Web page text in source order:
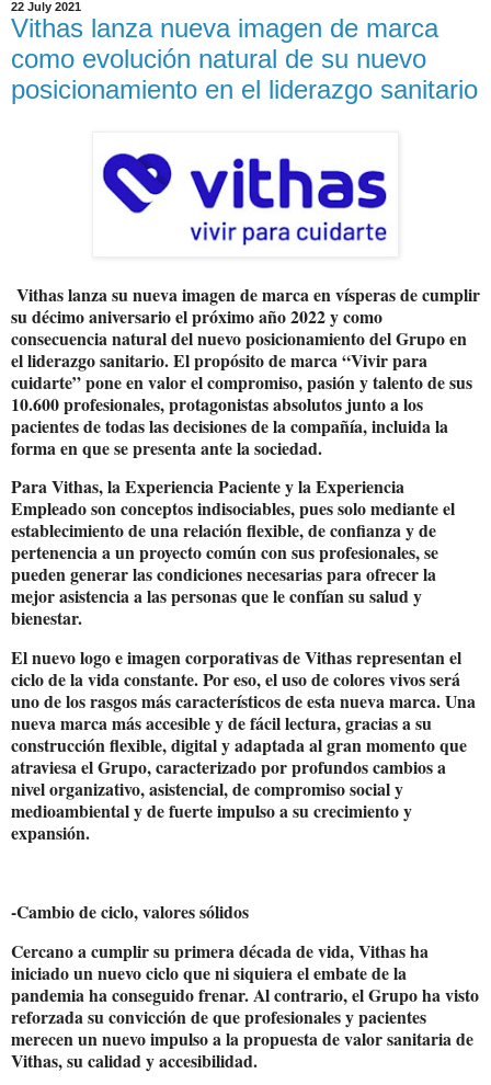
22 July 2021
Vithas lanza nueva imagen de marca
como evolución natural de su nuevo
posicionamiento en el liderazgo sanitario
Vithas lanza su nueva imagen de marca en vísperas de cumplir
su décimo aniversario el próximo año 2022 y como
consecuencia natural del nuevo posicionamiento del Grupo en
el liderazgo sanitario. El propósito de marca “Vivir para
cuidarte” pone en valor el compromiso, pasión y talento de sus
10.600 profesionales, protagonistas absolutos junto a los
pacientes de todas las decisiones de la compañía, incluida la
forma en que se presenta ante la sociedad.
Para Vithas, la Experiencia Paciente y la Experiencia
Empleado son conceptos indisociables, pues solo mediante el
establecimiento de una relación flexible, de confianza y de
pertenencia a un proyecto común con sus profesionales, se
pueden generar las condiciones necesarias para ofrecer la
mejor asistencia a las personas que le confían su salud y
bienestar.
El nuevo logo e imagen corporativas de Vithas representan el
ciclo de la vida constante. Por eso, el uso de colores vivos será
uno de los rasgos más característicos de esta nueva marca. Una
nueva marca más accesible y de fácil lectura, gracias a su
construcción flexible, digital y adaptada al gran momento que
atraviesa el Grupo, caracterizado por profundos cambios a
nivel organizativo, asistencial, de compromiso social y
medioambiental y de fuerte impulso a su crecimiento y
expansión.
-Cambio de ciclo, valores sólidos
Cercano a cumplir su primera década de vida, Vithas ha
iniciado un nuevo ciclo que ni siquiera el embate de la
pandemia ha conseguido frenar. Al contrario, el Grupo ha visto
reforzada su convicción de que profesionales y pacientes
merecen un nuevo impulso a la propuesta de valor sanitaria de
Vithas, su calidad y accesibilidad.